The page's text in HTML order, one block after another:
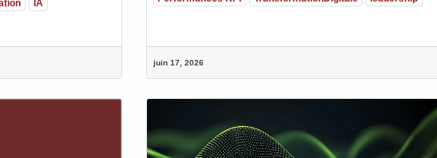
IA
juin 17, 2026
et des ressources polyvalentes pour assurer leur succès.
Togo, Ghana, Maurice) et aux
États-Unis
(Atlanta),
allie connaissance locale et vision globale pour offrir des